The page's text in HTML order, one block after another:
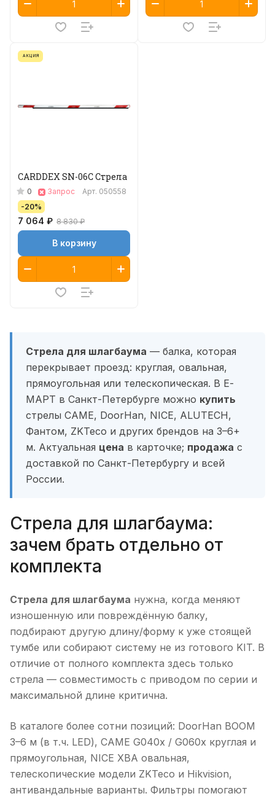
АКЦИЯ
CARDDEX SN-06С Стрела
0 Запрос Арт. 050558
-20%
7 064 ₽ 8 830 ₽
В корзину
Стрела для шлагбаума — балка, которая
перекрывает проезд: круглая, овальная,
прямоугольная или телескопическая. В Е-
МАРТ в Санкт-Петербурге можно купить
стрелы CAME, DoorHan, NICE, ALUTECH,
Фантом, ZKTeco и других брендов на 3–6+
м. Актуальная цена в карточке; продажа с
доставкой по Санкт-Петербургу и всей
России.
Стрела для шлагбаума:
зачем брать отдельно от
комплекта
Стрела для шлагбаума нужна, когда меняют
изношенную или повреждённую балку,
подбирают другую длину/форму к уже стоящей
тумбе или собирают систему не из готового KIT. В
отличие от полного комплекта здесь только
стрела — совместимость с приводом по серии и
максимальной длине критична.
В каталоге более сотни позиций: DoorHan BOOM
3–6 м (в т.ч. LED), CAME G040x / G060x круглая и
прямоугольная, NICE XBA овальная,
телескопические модели ZKTeco и Hikvision,
антивандальные варианты. Фильтры помогают